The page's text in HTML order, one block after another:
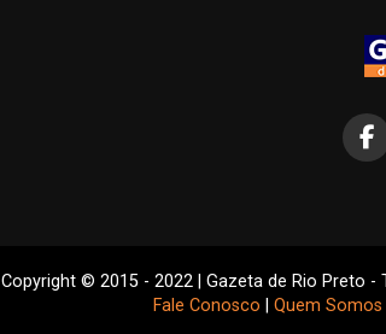
Copyright © 2015 - 2022 | Gazeta de Rio Preto
Fale Conosco
Quem Somos